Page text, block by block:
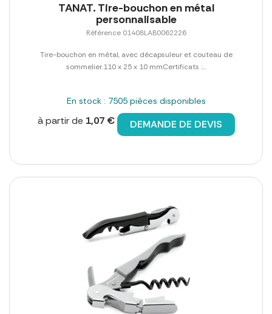
TANAT. Tire-bouchon en métal
personnalisable
Référence 01408LAB0062226
Tire-bouchon en métal, avec décapsuleur et couteau de
sommelier.110 x 25 x 10 mmCertificats :...
En stock : 7505 pièces disponibles
à partir de 1,07 € DEMANDE DE DEVIS